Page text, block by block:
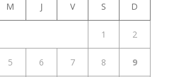
M J V S D
1 2
5 6 7 8 9